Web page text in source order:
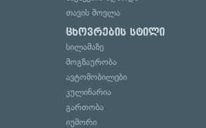
თავის მოვლა
ცხოვრების სტილი
სილამაზე
მოგზაურობა
ავტომობილები
კულინარია
გართობა
იუმორი